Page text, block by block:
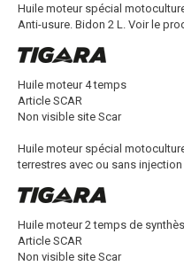
Huile moteur spécial
Anti-usure. Bidon 2 L.
Voir le
Huile moteur 4 temps
Article SCAR
Non visible site Scar
Huile moteur spécial
terrestres avec ou sans injection
Huile moteur 2 temps de
Article SCAR
Non visible site Scar